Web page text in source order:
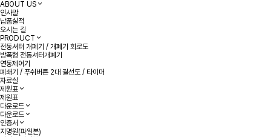
ABOUT US
인사말
납품실적
오시는 길
PRODUCT
전동셔터 개폐기 / 개폐기 회로도
방폭형 전동셔터개폐기
연동제어기
폐쇄기 / 푸쉬버튼 2대 결선도 / 타이머
자료실
제원표
제원표
다운로드
다운로드
인증서
지명원(파일본)